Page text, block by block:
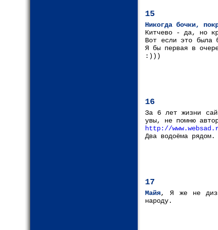
15
Никогда бочки,
Китчево - да, но
Вот если это была
Я бы первая в
:)))
16
За 6 лет жизни
увы, не помню
http://
Два водоёма рядом.
17
Майя, Я же не
народу.